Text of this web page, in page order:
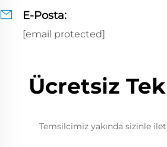
E-Posta:
[email protected]
Ücretsiz
Temsilcimiz yakında sizinle